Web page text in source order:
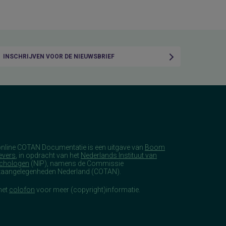
INSCHRIJVEN VOOR DE NIEUWSBRIEF
COTAN Documentatie is een uitgave van Boom
, in opdracht van het Nederlands Instituut van
(NIP), namens de Commissie
Nederland (COTAN).
colofon voor meer (copyright)informatie.